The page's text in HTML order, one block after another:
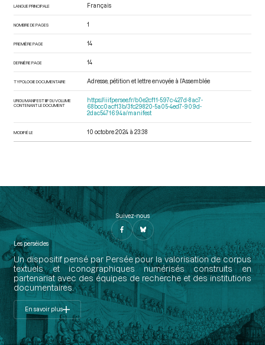
LANGUE PRINCIPALE Français
NOMBRE DE PAGES 1
PREMIÈRE PAGE 14
DERNIÈRE PAGE 14
TYPOLOGIE DOCUMENTAIRE Adresse, pétition et lettre envoyée à l’Assemblée
URI DU MANIFEST IIIF DU VOLUME
CONTENANT LE DOCUMENT
https://iiif.persee.fr/b0e2cf11-597c-427d-8ac7-
68bcc0acf13b/3fc29820-5a05-4ed7-909d-
2dac5471694a/manifest
MODIFIÉ LE 10 octobre 2024 à 23:38
Suivez-nous
Les perséides
Un dispositif pensé par Persée pour la valorisation de corpus
textuels et iconographiques numérisés construits en
partenariat avec des équipes de recherche et des institutions
documentaires.
En savoir plus